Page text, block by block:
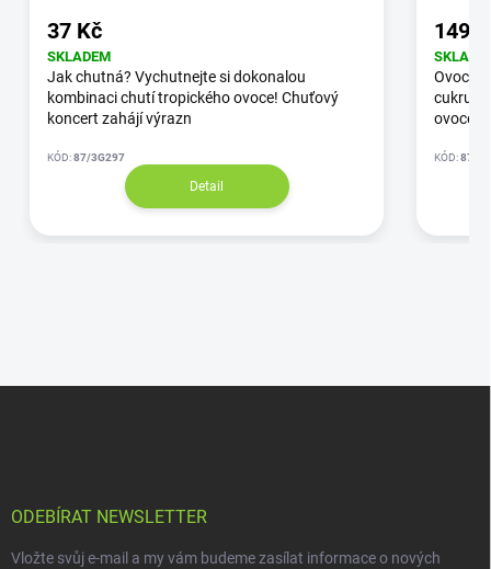
37 Kč
SKLADEM
Jak chutná? Vychutnejte si dokonalou
kombinaci chutí tropického ovoce! Chuťový
koncert zahájí výrazn
KÓD:87/3G297
Detail
149
Ovocný
cukru.
ovoce a
KÓD:87/
ODEBÍRAT NEWSLETTER
Vložte svůj e-mail a my vám budeme zasílat informace o nových